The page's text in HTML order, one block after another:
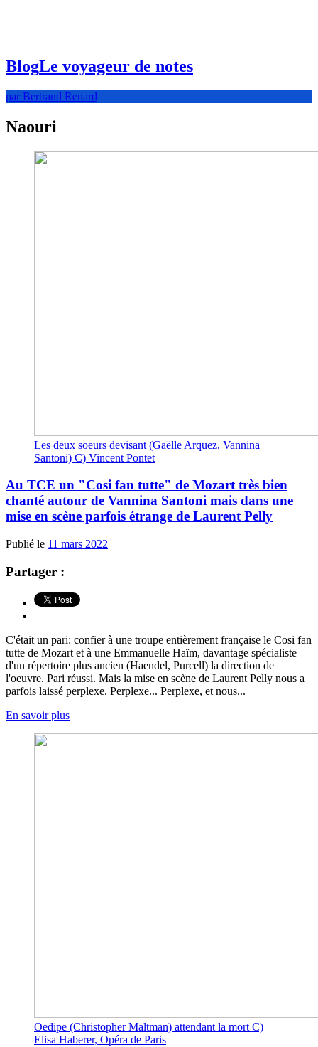
BlogLe voyageur de notes
par Bertrand Renard
Naouri
Les deux soeurs devisant (Gaëlle Arquez, Vannina
Santoni) C) Vincent Pontet
Au TCE un "Cosi fan tutte" de Mozart très bien
chanté autour de Vannina Santoni mais dans une
mise en scène parfois étrange de Laurent Pelly
Publié le 11 mars 2022
Partager :
C'était un pari: confier à une troupe entièrement française le Cosi fan
tutte de Mozart et à une Emmanuelle Haïm, davantage spécialiste
d'un répertoire plus ancien (Haendel, Purcell) la direction de
l'oeuvre. Pari réussi. Mais la mise en scène de Laurent Pelly nous a
parfois laissé perplexe. Perplexe... Perplexe, et nous...
En savoir plus
Oedipe (Christopher Maltman) attendant la mort C)
Elisa Haberer, Opéra de Paris